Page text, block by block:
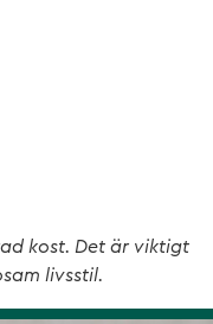
kost. Det är viktigt
livsstil.